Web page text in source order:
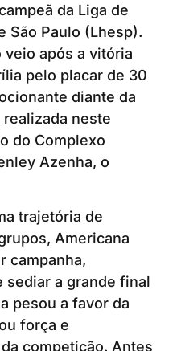
da Liga de
São Paulo (Lhesp).
após a vitória
pelo placar de 30
diante da
neste
do Complexo
Azenha, o
trajetória de
Americana
campanha,
sediar a grande final
pesou a favor da
força e
competição. Antes